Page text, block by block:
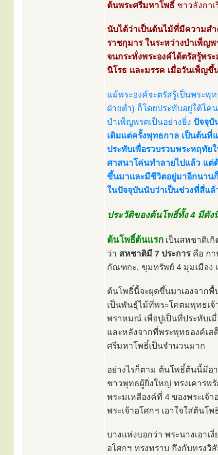
ต้นพระศรีมหาโพธิ์ ชาวลังกา
นับได้ว่าเป็นต้นไม้ที่มีความส
ราชกุมาร ในระหว่างบำเพ็ญ
จนกระทั่งพระองค์ได้ตรัสรู้พ
นิโรธ และมรรค เมื่อวันเพ็ญขึ้
แม้พระองค์จะตรัสรู้เป็นพระพุ
ฝ่ายต่ำ) ก็โดยประทับอยู่ใต้โค
บำเพ็ญพรตเป็นอย่างยิ่ง ปัจจุบั
เดิมแต่ครั้งพุทธกาล เป็นต้น
ประทับเพื่อรวบรวมพระหฤทั
ศาสนาโค่นทำลายไปแล้ว แ
ขึ้นมาและมีชีวิตอยู่มาอีกนาน
ในปัจจุบันนับว่าเป็นช่วงที่สี่แล้
ประวัติของต้นโพธิ์ทั้ง 4 มีดัง
ต้นโพธิ์ต้นแรก เป็นสหชาติเ
ว่า สหชาติมี 7 ประการคือ กา
กัณฑกะ, ขุมทรัพย์ 4 มุมเมือง
ต้นโพธิ์นี้จะผุดขึ้นมาเองจาก
เป็นพันธุ์ไม้ที่พระโคตมพุทธเจ้
พราหมณ์ เพื่อปูเป็นที่ประทับเ
และหลังจากที่พระพุทธองค์เ
ศรีมหาโพธิ์เป็นจำนวนมาก
อย่างไรก็ตาม ต้นโพธิ์ต้นนี้มี
ชาวพุทธผู้ยิ่งใหญ่ ทรงเคารพ
พระมเหสีองค์ที่ 4 ของพระเจ้
พระเจ้าอโศกฯ เอาใจใส่ต้นโ
บางแห่งบอกว่า พระนางเอาเ
อโศกฯ ทรงทราบ ถึงกับทรง